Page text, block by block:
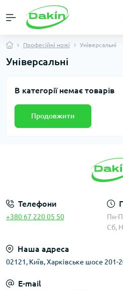
Професійні ножі Універсальні
Універсальні
В категорії немає товарів
Продовжити
Телефони
+380 67 220 05 50
Пн-
Сб,
Наша адреса
02121, Київ, Харківське шосе 201-
E-mail